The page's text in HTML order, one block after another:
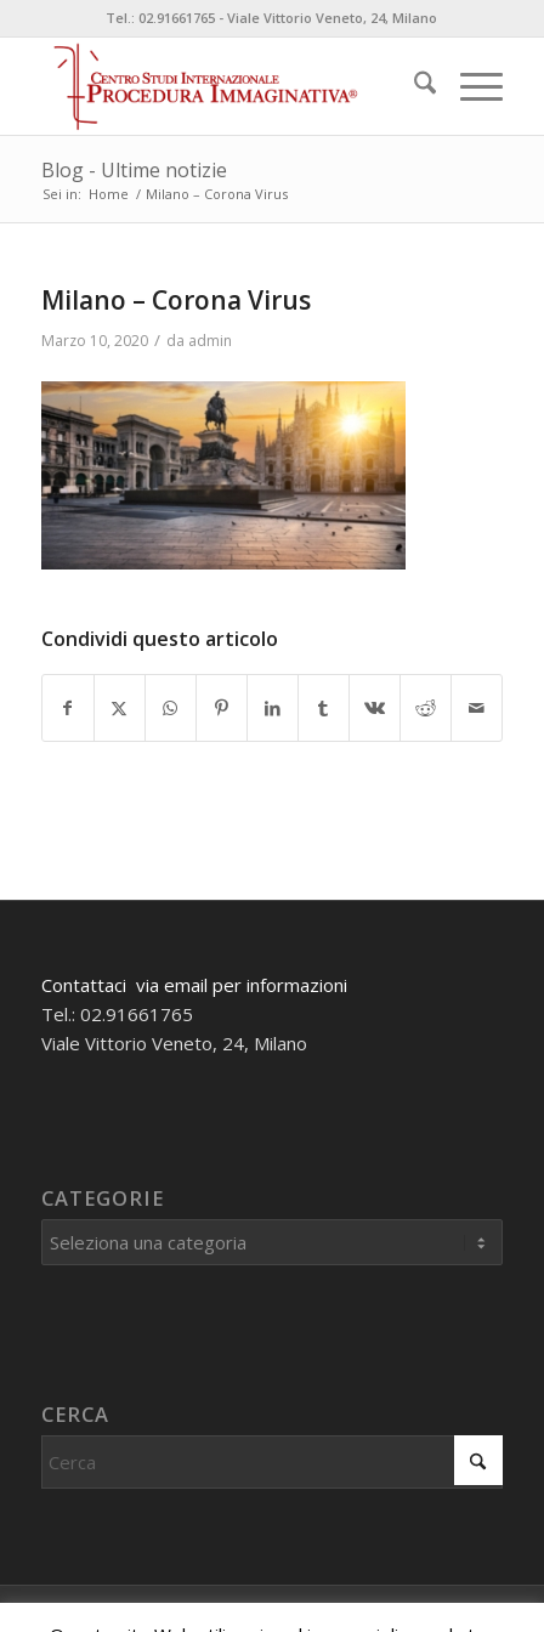
Tel.: 02.91661765 - Viale Vittorio Veneto, 24, Milano
Blog - Ultime notizie
Sei in: Home / Milano – Corona Virus
Milano – Corona Virus
Marzo 10, 2020 / da admin
Condividi questo articolo
Contattaci via email per informazioni
Tel.: 02.91661765
Viale Vittorio Veneto, 24, Milano
CATEGORIE
Categorie
CERCA